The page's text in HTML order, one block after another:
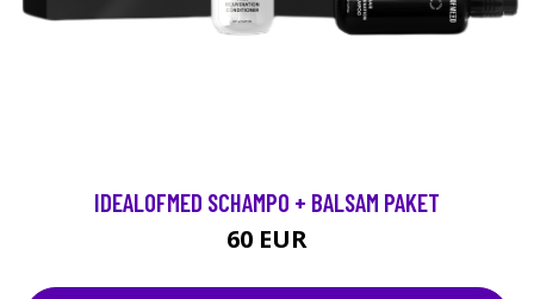
IDEALOFMED SCHAMPO + BALSAM PAKET
60 EUR